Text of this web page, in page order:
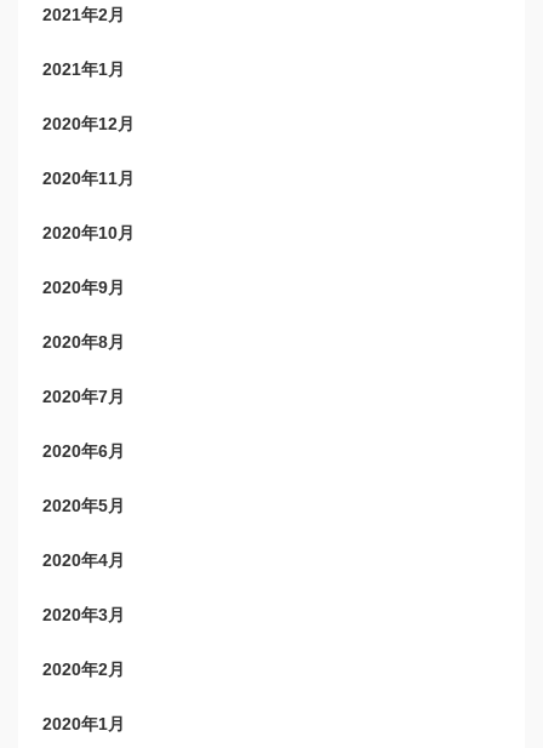
2021年2月
2021年1月
2020年12月
2020年11月
2020年10月
2020年9月
2020年8月
2020年7月
2020年6月
2020年5月
2020年4月
2020年3月
2020年2月
2020年1月